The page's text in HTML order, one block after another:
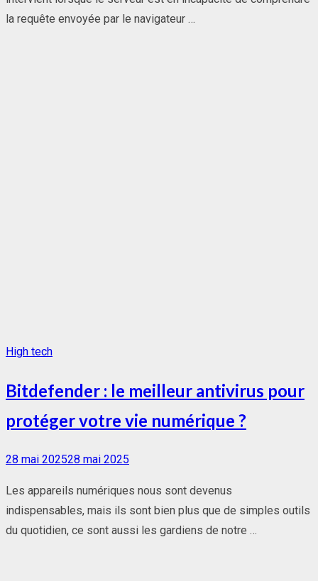
la requête envoyée par le navigateur …
High tech
Bitdefender : le meilleur antivirus pour
protéger votre vie numérique ?
Posted
28 mai 202528 mai 2025
Les appareils numériques nous sont devenus
indispensables, mais ils sont bien plus que de simples outils
du quotidien, ce sont aussi les gardiens de notre …